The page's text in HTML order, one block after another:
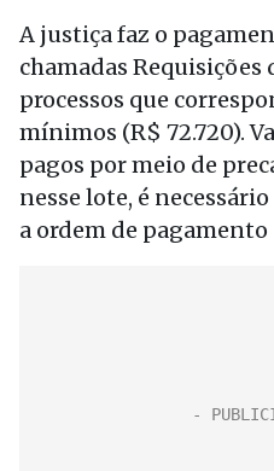
A justiça faz o
chamadas Requisições
processos que
mínimos (R$ 72.720).
pagos por meio de
nesse lote, é
a ordem de